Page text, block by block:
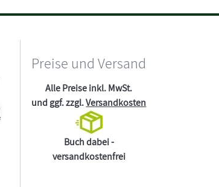
Preise und Versand
Alle Preise inkl. MwSt.
und ggf. zzgl.Versandkosten
Buch dabei -
versandkostenfrei